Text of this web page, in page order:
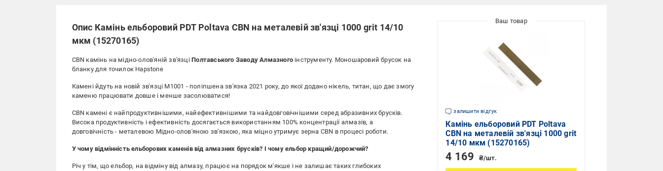
Опис Камінь ельборовий PDT Poltava CBN на металевій зв'язці 1000 grit 14/10
мкм (15270165)
CBN камінь на мідно-олов'яній зв'язціПолтавського Заводу Алмазногоінструменту. Моношаровий брусок на
бланку для точилок Hapstone
Камені йдуть на новій зв'язці М1001 - поліпшена зв'язка 2021 року, до якої додано нікель, титан, що дає змогу
каменю працювати довше і менше засолюватися!
CBN камені є найпродуктивнішими, найефективнішими та найдовговічнішими серед абразивних брусків.
Висока продуктивність і ефективність досягається використанням 100% концентрації алмазів, а
довговічність - металевою Мідно-олов'яною зв'язкою, яка міцно утримує зерна CBN в процесі роботи.
У чому відмінність ельборових каменів від алмазних брусків? І чому ельбор кращий/дорожчий?
Річ у тім, що ельбор, на відміну від алмазу, працює на порядок м'якше і не залишає таких глибоких
залишити відгук
Камінь ельборовий PDT Poltava
CBN на металевій зв'язці 1000 grit
14/10 мкм (15270165)
4 169 ₴/шт.